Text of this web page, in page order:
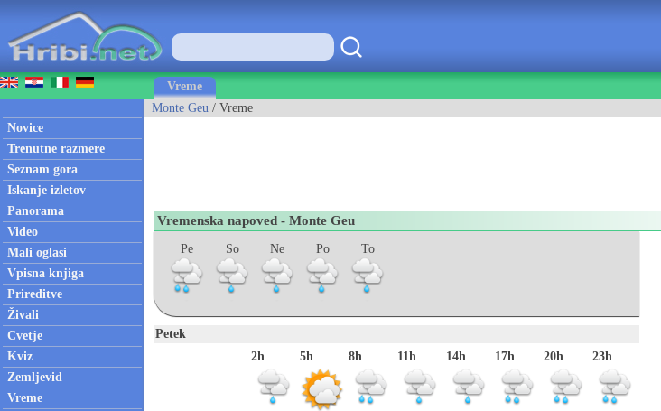
Vreme
Novice
Trenutne razmere
Seznam gora
Iskanje izletov
Panorama
Video
Mali oglasi
Vpisna knjiga
Prireditve
Živali
Cvetje
Kviz
Zemljevid
Vreme
Monte Geu / Vreme
Vremenska napoved - Monte Geu
Pe So Ne Po To
Petek
2h
5h 8h 11h 14h 17h 20h 23h